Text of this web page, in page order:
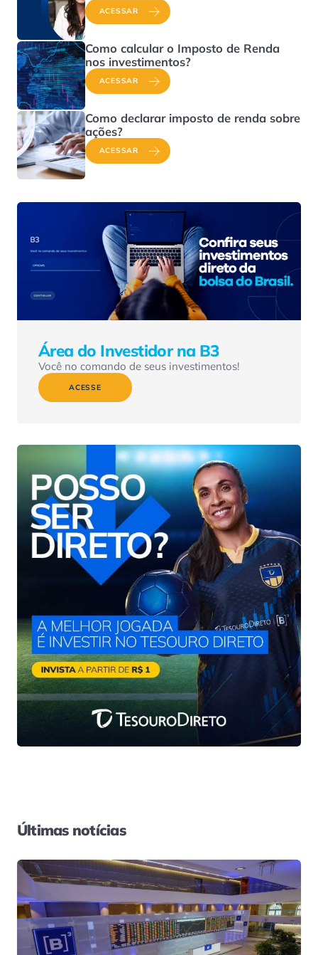
ACESSAR
Como calcular o Imposto de Renda
nos investimentos?
ACESSAR
Como declarar imposto de renda sobre
ações?
ACESSAR
Área do Investidor na B3
Você no comando de seus investimentos!
ACESSE
Últimas notícias